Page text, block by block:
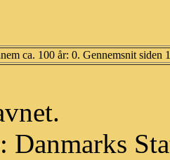
ca. 100 år: 0. Gennemsnit siden
Danmarks